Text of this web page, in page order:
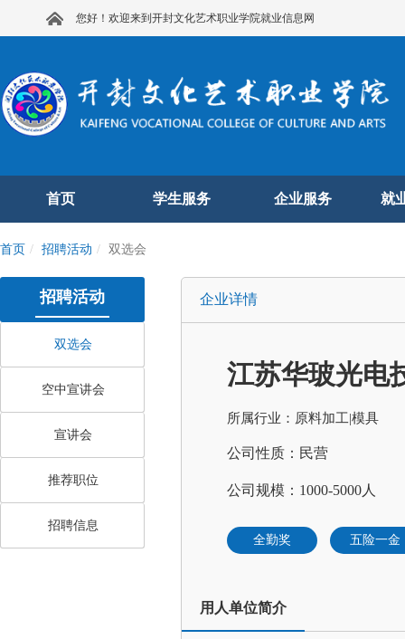
您好！欢迎来到开封文化艺术职业学院就业信息网
首页 学生服务 企业服务 就
首页 招聘活动 双选会
招聘活动
双选会
空中宣讲会
宣讲会
推荐职位
招聘信息
企业详情
江苏华玻光电
所属行业：原料加工|模具
公司性质：民营
公司规模：1000-5000人
全勤奖 五险一金
用人单位简介